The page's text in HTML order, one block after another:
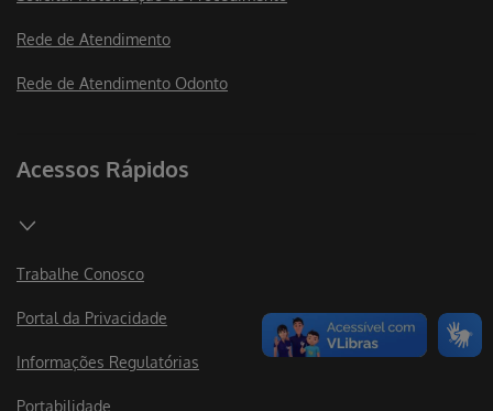
Rede de Atendimento
Rede de Atendimento Odonto
Acessos Rápidos
Trabalhe Conosco
Portal da Privacidade
Informações Regulatórias
Portabilidade